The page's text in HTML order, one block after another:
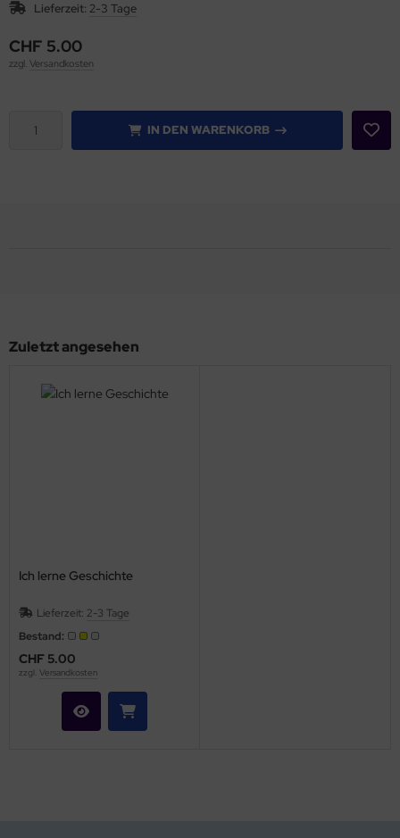
Lieferzeit: 2-3 Tage
CHF 5.00
zzgl. Versandkosten
IN DEN WARENKORB
Zuletzt angesehen
Ich lerne Geschichte
Lieferzeit: 2-3 Tage
Bestand:
CHF 5.00
zzgl. Versandkosten